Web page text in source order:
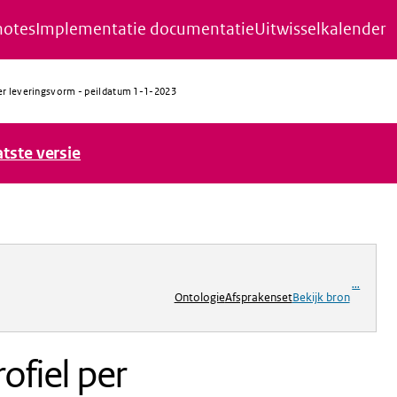
Implementatie documentatieUitwisselkalender
leveringsvorm - peildatum 1-1-2023
versie
OntologieAfsprakensetBekijk bron
...
per